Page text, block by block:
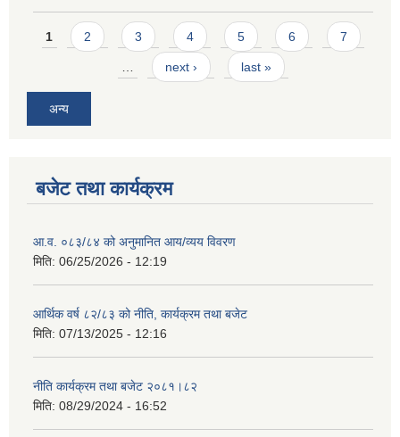
Pages
1 2 3 4 5 6 7
… next › last »
अन्य
बजेट तथा कार्यक्रम
आ.व. ०८३/८४ को अनुमानित आय/व्यय विवरण
मिति: 06/25/2026 - 12:19
आर्थिक वर्ष ८२/८३ को नीति, कार्यक्रम तथा बजेट
मिति: 07/13/2025 - 12:16
नीति कार्यक्रम तथा बजेट २०८१।८२
मिति: 08/29/2024 - 16:52